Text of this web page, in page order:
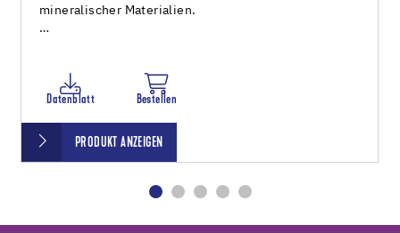
mineralischer Materialien.
…
Datenblatt Bestellen
PRODUKT ANZEIGEN